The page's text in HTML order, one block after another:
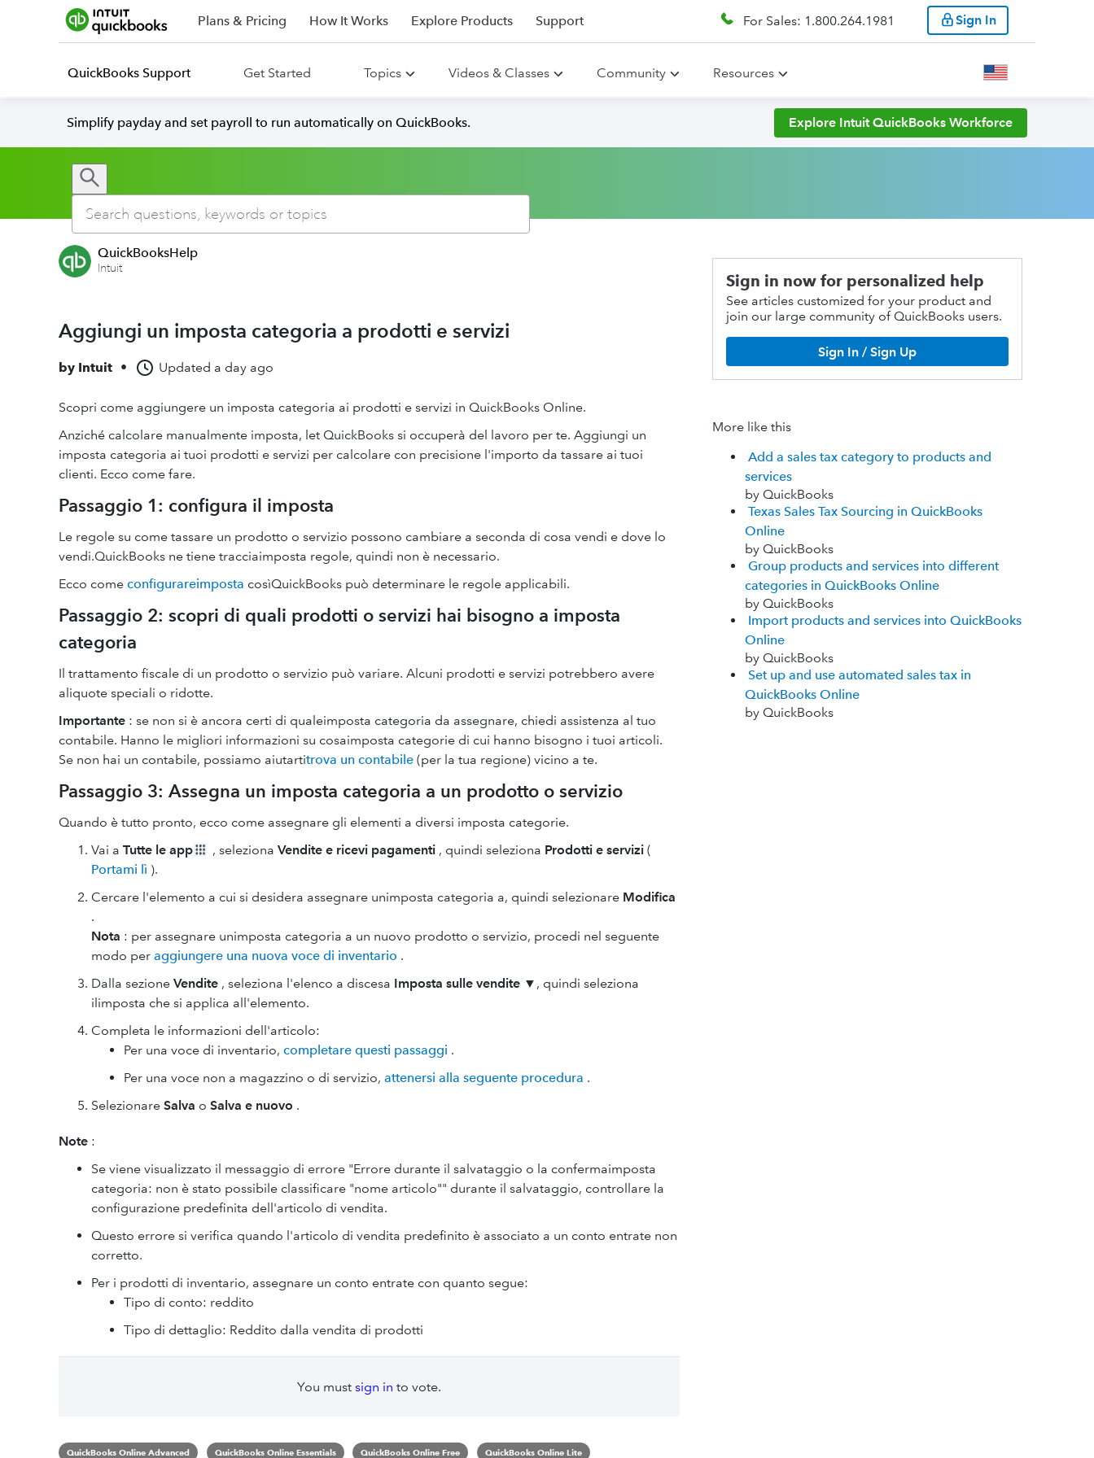
Plans & Pricing How It Works Explore Products Support For Sales: 1.800.264.1981 Sign In
QuickBooks Support Get Started Topics Videos & Classes Community Resources
Simplify payday and set payroll to run automatically on QuickBooks. Explore Intuit QuickBooks Workforce
QuickBooksHelp
Intuit
Aggiungi un imposta categoria a prodotti e servizi
by Intuit • Updated a day ago
Scopri come aggiungere un imposta categoria ai prodotti e servizi in QuickBooks Online.
Anziché calcolare manualmente imposta, let QuickBooks si occuperà del lavoro per te. Aggiungi un
imposta categoria ai tuoi prodotti e servizi per calcolare con precisione l'importo da tassare ai tuoi
clienti. Ecco come fare.
Passaggio 1: configura il imposta
Le regole su come tassare un prodotto o servizio possono cambiare a seconda di cosa vendi e dove lo
vendi.QuickBooks ne tiene tracciaimposta regole, quindi non è necessario.
Ecco come configurareimposta cosìQuickBooks può determinare le regole applicabili.
Passaggio 2: scopri di quali prodotti o servizi hai bisogno a imposta
categoria
Il trattamento fiscale di un prodotto o servizio può variare. Alcuni prodotti e servizi potrebbero avere
aliquote speciali o ridotte.
Importante : se non si è ancora certi di qualeimposta categoria da assegnare, chiedi assistenza al tuo
contabile. Hanno le migliori informazioni su cosaimposta categorie di cui hanno bisogno i tuoi articoli.
Se non hai un contabile, possiamo aiutartitrova un contabile (per la tua regione) vicino a te.
Passaggio 3: Assegna un imposta categoria a un prodotto o servizio
Quando è tutto pronto, ecco come assegnare gli elementi a diversi imposta categorie.
Vai a Tutte le app , seleziona Vendite e ricevi pagamenti , quindi seleziona Prodotti e servizi (
Portami lì ).
Cercare l'elemento a cui si desidera assegnare unimposta categoria a, quindi selezionare Modifica
.
Nota : per assegnare unimposta categoria a un nuovo prodotto o servizio, procedi nel seguente
modo per aggiungere una nuova voce di inventario .
Dalla sezione Vendite , seleziona l'elenco a discesa Imposta sulle vendite ▼, quindi seleziona
ilimposta che si applica all'elemento.
Completa le informazioni dell'articolo:
Per una voce di inventario, completare questi passaggi .
Per una voce non a magazzino o di servizio, attenersi alla seguente procedura .
Selezionare Salva o Salva e nuovo .
Note :
Se viene visualizzato il messaggio di errore "Errore durante il salvataggio o la confermaimposta
categoria: non è stato possibile classificare "nome articolo"" durante il salvataggio, controllare la
configurazione predefinita dell'articolo di vendita.
Questo errore si verifica quando l'articolo di vendita predefinito è associato a un conto entrate non
corretto.
Per i prodotti di inventario, assegnare un conto entrate con quanto segue:
Tipo di conto: reddito
Tipo di dettaglio: Reddito dalla vendita di prodotti
You must sign in to vote.
QuickBooks Online Advanced QuickBooks Online Essentials QuickBooks Online Free QuickBooks Online Lite
Sign in now for personalized help
See articles customized for your product and
join our large community of QuickBooks users.
Sign In / Sign Up
More like this
Add a sales tax category to products and
services
by QuickBooks
Texas Sales Tax Sourcing in QuickBooks
Online
by QuickBooks
Group products and services into different
categories in QuickBooks Online
by QuickBooks
Import products and services into QuickBooks
Online
by QuickBooks
Set up and use automated sales tax in
QuickBooks Online
by QuickBooks